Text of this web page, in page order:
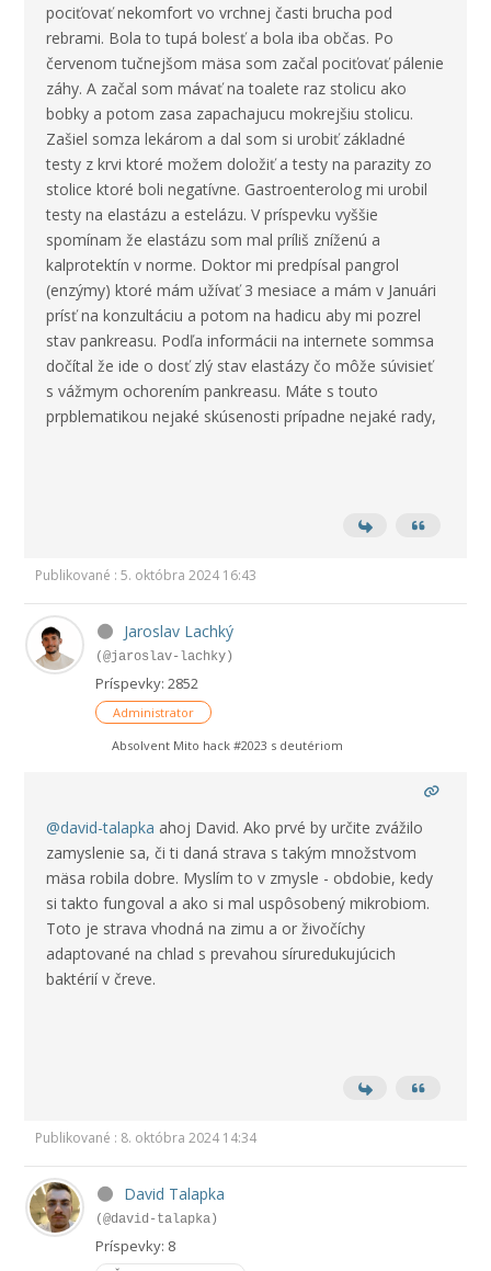
pociťovať nekomfort vo vrchnej časti brucha pod
rebrami. Bola to tupá bolesť a bola iba občas. Po
červenom tučnejšom mäsa som začal pociťovať pálenie
záhy. A začal som mávať na toalete raz stolicu ako
bobky a potom zasa zapachajucu mokrejšiu stolicu.
Zašiel somza lekárom a dal som si urobiť základné
testy z krvi ktoré možem doložiť a testy na parazity zo
stolice ktoré boli negatívne. Gastroenterolog mi urobil
testy na elastázu a estelázu. V príspevku vyššie
spomínam že elastázu som mal príliš zníženú a
kalprotektín v norme. Doktor mi predpísal pangrol
(enzýmy) ktoré mám užívať 3 mesiace a mám v Januári
prísť na konzultáciu a potom na hadicu aby mi pozrel
stav pankreasu. Podľa informácii na internete sommsa
dočítal že ide o dosť zlý stav elastázy čo môže súvisieť
s vážmym ochorením pankreasu. Máte s touto
prpblematikou nejaké skúsenosti prípadne nejaké rady,
Publikované : 5. októbra 2024 16:43
Jaroslav Lachký
(@jaroslav-lachky)
Príspevky: 2852
Administrator
Absolvent Mito hack #2023 s deutériom
@david-talapka ahoj David. Ako prvé by určite zvážilo
zamyslenie sa, či ti daná strava s takým množstvom
mäsa robila dobre. Myslím to v zmysle - obdobie, kedy
si takto fungoval a ako si mal uspôsobený mikrobiom.
Toto je strava vhodná na zimu a or živočíchy
adaptované na chlad s prevahou síruredukujúcich
baktérií v čreve.
Publikované : 8. októbra 2024 14:34
David Talapka
(@david-talapka)
Príspevky: 8